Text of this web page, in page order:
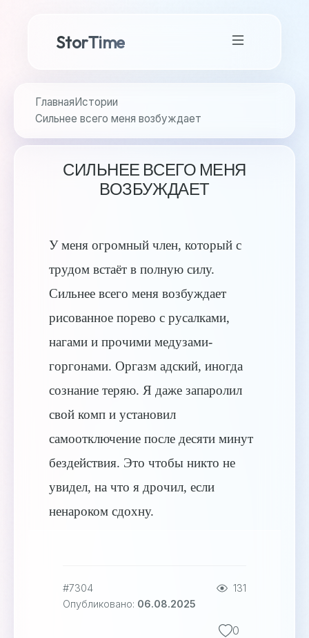
StorTime
ГлавнаяИстории
Сильнее всего меня возбуждает
СИЛЬНЕЕ ВСЕГО МЕНЯ
ВОЗБУЖДАЕТ
У меня огромный член, который с
трудом встаёт в полную силу.
Сильнее всего меня возбуждает
рисованное порево с русалками,
нагами и прочими медузами-
горгонами. Оргазм адский, иногда
сознание теряю. Я даже запаролил
свой комп и установил
самоотключение после десяти минут
бездействия. Это чтобы никто не
увидел, на что я дрочил, если
ненароком сдохну.
#7304
131
Опубликовано: 06.08.2025
0